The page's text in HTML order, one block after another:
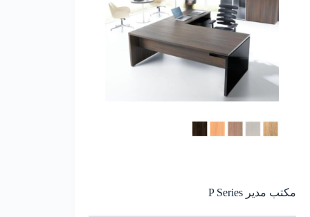
مكتب مدير P Series